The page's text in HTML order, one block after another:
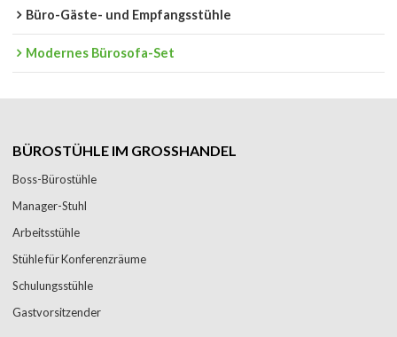
Büro-Gäste- und Empfangsstühle
Modernes Bürosofa-Set
BÜROSTÜHLE IM GROSSHANDEL
Boss-Bürostühle
Manager-Stuhl
Arbeitsstühle
Stühle für Konferenzräume
Schulungsstühle
Gastvorsitzender